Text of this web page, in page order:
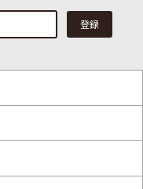
登録